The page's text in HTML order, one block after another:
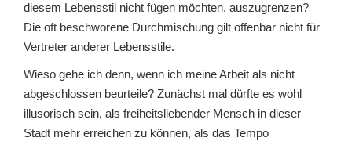
diesem Lebensstil nicht fügen möchten, auszugrenzen?
Die oft beschworene Durchmischung gilt offenbar nicht für
Vertreter anderer Lebensstile.
Wieso gehe ich denn, wenn ich meine Arbeit als nicht
abgeschlossen beurteile? Zunächst mal dürfte es wohl
illusorisch sein, als freiheitsliebender Mensch in dieser
Stadt mehr erreichen zu können, als das Tempo